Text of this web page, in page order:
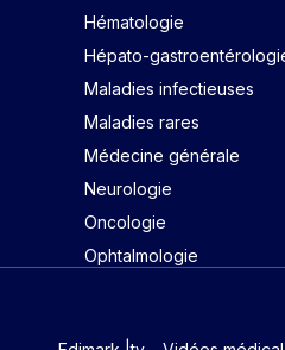
Hématologie
Hépato-
Maladies infectieuses
Maladies rares
Médecine générale
Neurologie
Oncologie
Ophtalmologie